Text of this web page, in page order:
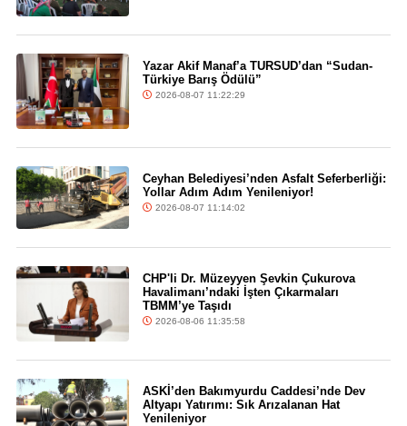
Yazar Akif Manaf’a TURSUD’dan “Sudan-
Türkiye Barış Ödülü”
2026-08-07 11:22:29
Ceyhan Belediyesi’nden Asfalt Seferberliği:
Yollar Adım Adım Yenileniyor!
2026-08-07 11:14:02
CHP'li Dr. Müzeyyen Şevkin Çukurova
Havalimanı’ndaki İşten Çıkarmaları
TBMM’ye Taşıdı
2026-08-06 11:35:58
ASKİ’den Bakımyurdu Caddesi’nde Dev
Altyapı Yatırımı: Sık Arızalanan Hat
Yenileniyor